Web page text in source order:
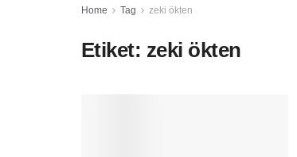
Home Tag zeki ökten
Etiket: zeki ökten